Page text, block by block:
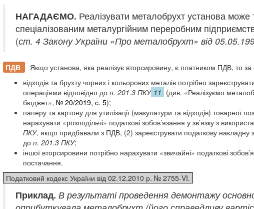
НАГАДАЄМО. Реалізувати металобрухт установа може
спеціалізованим металургійним переробним
(ст. 4 Закону України «Про металобрухт» від
ПДВ
Якщо установа, яка реалізує вторсировину, є платником ПДВ, то
відходів та брухту чорних і кольорових металів потрібно
операціями відповідно до п. 201.3 ПКУ 11 (див. «Реалізуємо
бюджет», № 20/2019, с. 5);
паперу та картону для утилізації (макулатури та відходів) товарної
нарахувати «розподільчі» податкові зобов’язання у зв’язку з
ПКУ, якщо придбавали з ПДВ, (2) зареєструвати податкову накладну
до п. 201.3 ПКУ;
іншої вторсировини потрібно нарахувати «звичайні» податкові
постачання.
Податковий кодекс України від 02.12.2010 р. № 2755-VI.
Приклад. В результаті проведення демонтажу